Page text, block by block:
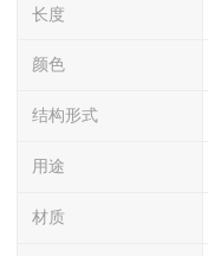
长度
颜色
结构形式
用途
材质